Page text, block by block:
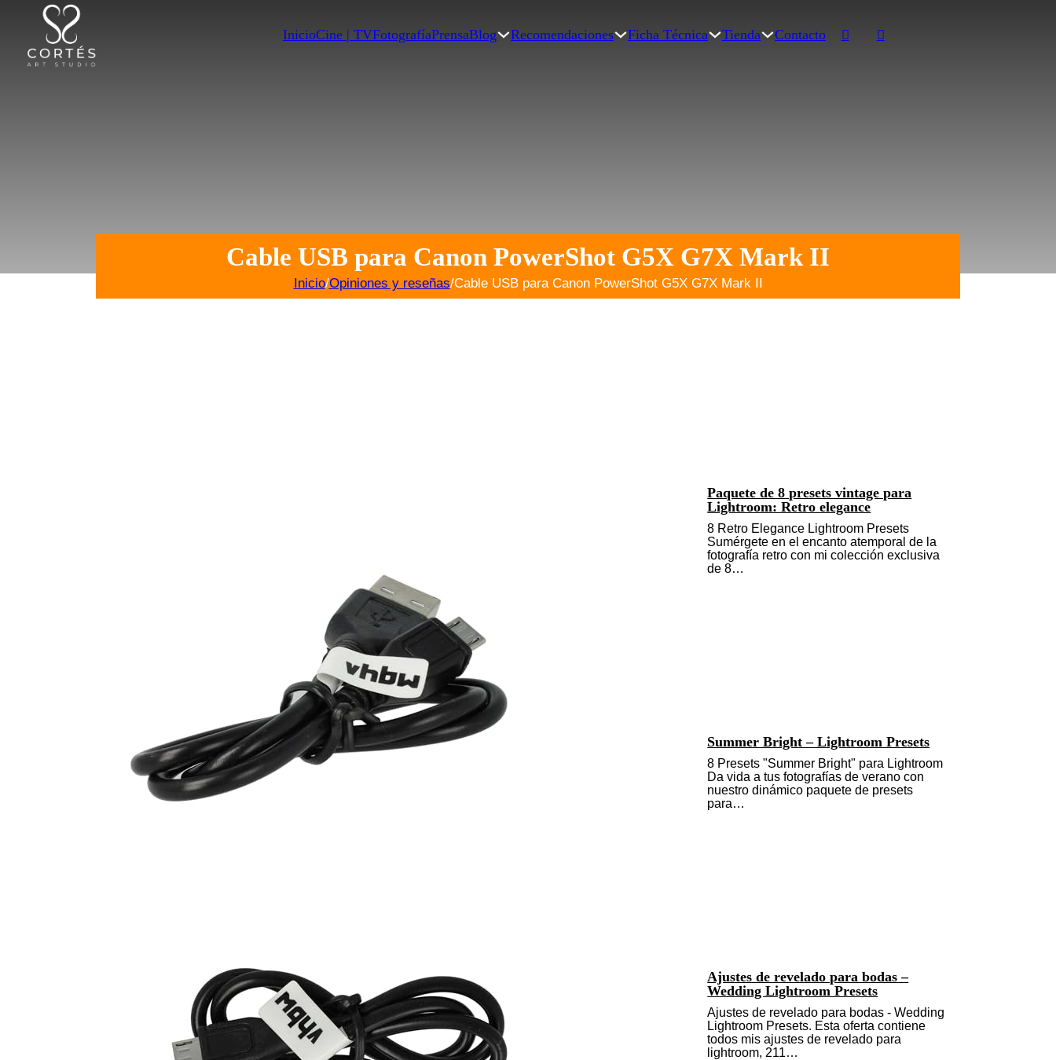
InicioCine | TVFotografíaPrensaBlog Recomendaciones Ficha Técnica Tienda Contacto
Cable USB para Canon PowerShot G5X G7X Mark II
Inicio/Opiniones y reseñas/Cable USB para Canon PowerShot G5X G7X Mark II
Paquete de 8 presets vintage para
Lightroom: Retro elegance
8 Retro Elegance Lightroom Presets
Sumérgete en el encanto atemporal de la
fotografía retro con mi colección exclusiva
de 8…
Summer Bright – Lightroom Presets
8 Presets "Summer Bright" para Lightroom
Da vida a tus fotografías de verano con
nuestro dinámico paquete de presets
para…
Ajustes de revelado para bodas –
Wedding Lightroom Presets
Ajustes de revelado para bodas - Wedding
Lightroom Presets. Esta oferta contiene
todos mis ajustes de revelado para
lightroom, 211…